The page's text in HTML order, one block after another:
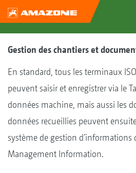
Gestion des chantiers et
En standard, tous les terminaux
peuvent saisir et enregistrer via le
données machine, mais aussi les
données recueillies peuvent
système de gestion d’informations
Management Information.